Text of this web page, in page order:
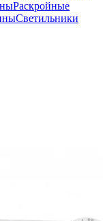
Раскройные
Светильники